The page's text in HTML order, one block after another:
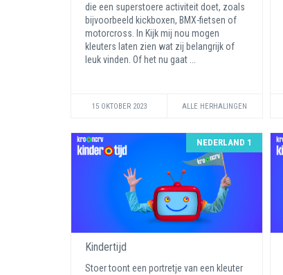
die een superstoere activiteit doet, zoals
bijvoorbeeld kickboxen, BMX-fietsen of
motorcross. In Kijk mij nou mogen
kleuters laten zien wat zij belangrijk of
leuk vinden. Of het nu gaat ...
15 OKTOBER 2023 ALLE HERHALINGEN
NEDERLAND 1
Kindertijd
Stoer toont een portretje van een kleuter